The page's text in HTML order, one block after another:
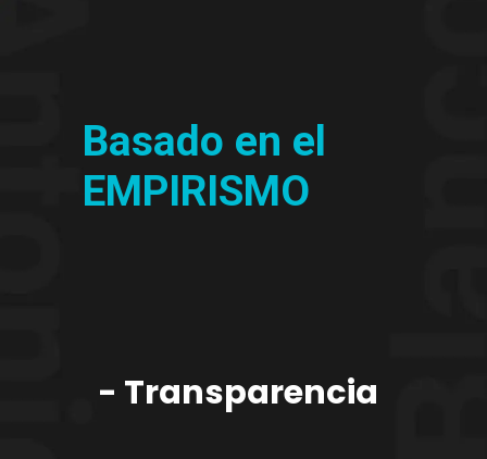
Basado en el
EMPIRISMO
- Transparencia